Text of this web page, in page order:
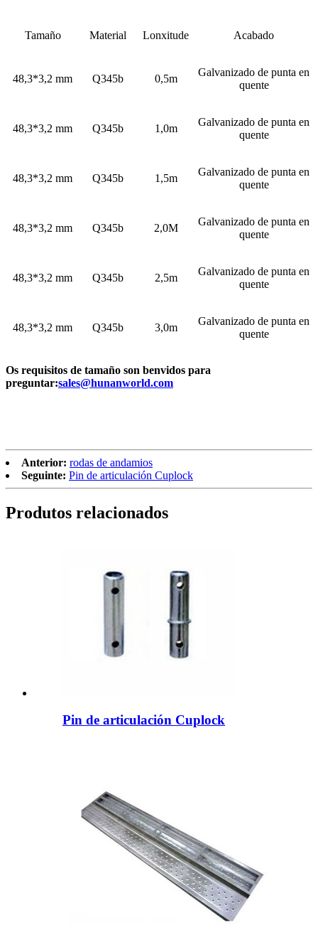
Tamaño Material Lonxitude Acabado
48,3*3,2 mm Q345b 0,5m
Galvanizado de punta en
quente
48,3*3,2 mm Q345b 1,0m
Galvanizado de punta en
quente
48,3*3,2 mm Q345b 1,5m
Galvanizado de punta en
quente
48,3*3,2 mm Q345b 2,0M
Galvanizado de punta en
quente
48,3*3,2 mm Q345b 2,5m
Galvanizado de punta en
quente
48,3*3,2 mm Q345b 3,0m
Galvanizado de punta en
quente
Os requisitos de tamaño son benvidos para
preguntar:sales@hunanworld.com
Anterior: rodas de andamios
Seguinte: Pin de articulación Cuplock
Produtos relacionados
Pin de articulación Cuplock